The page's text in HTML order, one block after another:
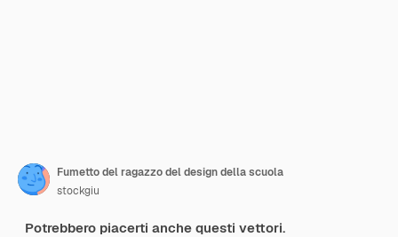
Fumetto del ragazzo del design della scuola
stockgiu
Potrebbero piacerti anche questi vettori.